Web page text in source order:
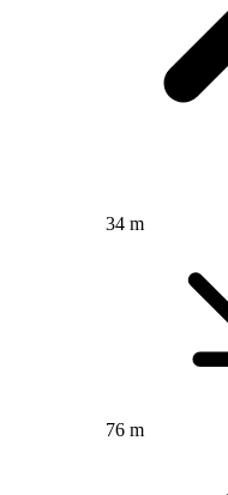
34 m
76 m